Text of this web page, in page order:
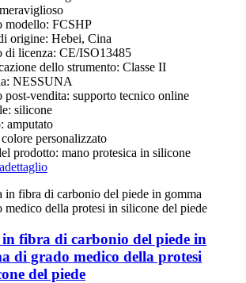
modello: FCSHP
origine: Hebei, Cina
di licenza: CE/ISO13485
dello strumento: Classe II
NESSUNA
post-vendita: supporto tecnico online
silicone
amputato
personalizzato
prodotto: mano protesica in silicone
dettaglio
in fibra di carbonio del piede in
di grado medico della protesi
del piede